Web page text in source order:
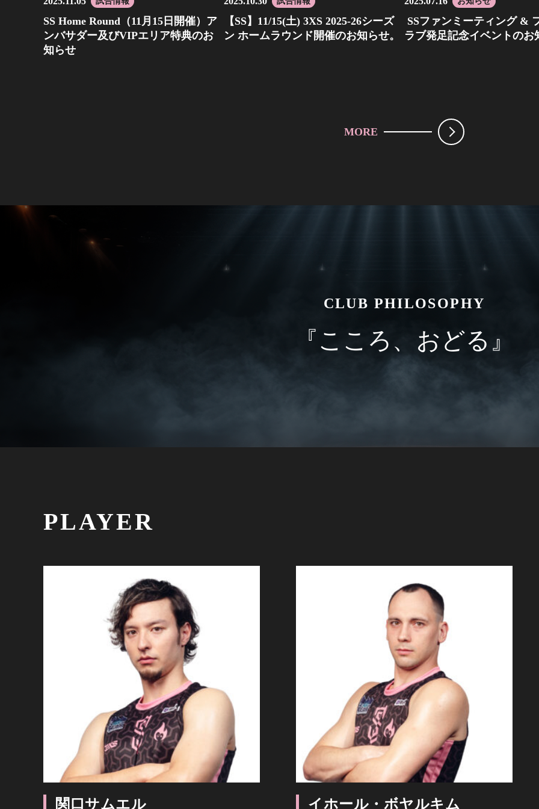
SS Home Round（11月15日開催）ア
ンバサダー及びVIPエリア特典のお
知らせ
【SS】11/15(土) 3XS 2025-26シーズ
ン ホームラウンド開催のお知らせ。
SSファンミーティング &
ラブ発足記念イベントの
MORE
CLUB PHILOSOPHY
『こころ、おどる』
PLAYER
関口サムエル イホール・ボヤルキム